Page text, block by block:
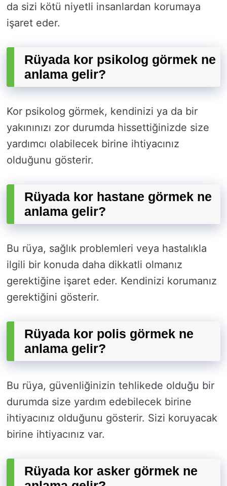
da sizi kötü niyetli insanlardan korumaya
işaret eder.
Rüyada kor psikolog görmek ne
anlama gelir?
Kor psikolog görmek, kendinizi ya da bir
yakınınızı zor durumda hissettiğinizde size
yardımcı olabilecek birine ihtiyacınız
olduğunu gösterir.
Rüyada kor hastane görmek ne
anlama gelir?
Bu rüya, sağlık problemleri veya hastalıkla
ilgili bir konuda daha dikkatli olmanız
gerektiğine işaret eder. Kendinizi korumanız
gerektiğini gösterir.
Rüyada kor polis görmek ne
anlama gelir?
Bu rüya, güvenliğinizin tehlikede olduğu bir
durumda size yardım edebilecek birine
ihtiyacınız olduğunu gösterir. Sizi koruyacak
birine ihtiyacınız var.
Rüyada kor asker görmek ne